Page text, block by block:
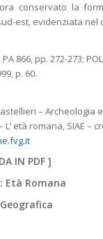
conservato la
est, evidenziata nel
PA 866, pp. 272-273;
p. 60.
– Archeologia
L’ età romana, SIAE –
IN PDF]
Età Romana